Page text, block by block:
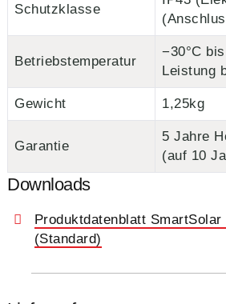
Schutzklasse
Betriebstemperatur
−30°C
Leistung
Gewicht 1,25kg
Garantie
5 Jahre
(auf 10
Downloads
Produktdatenblatt SmartSolar
(Standard)